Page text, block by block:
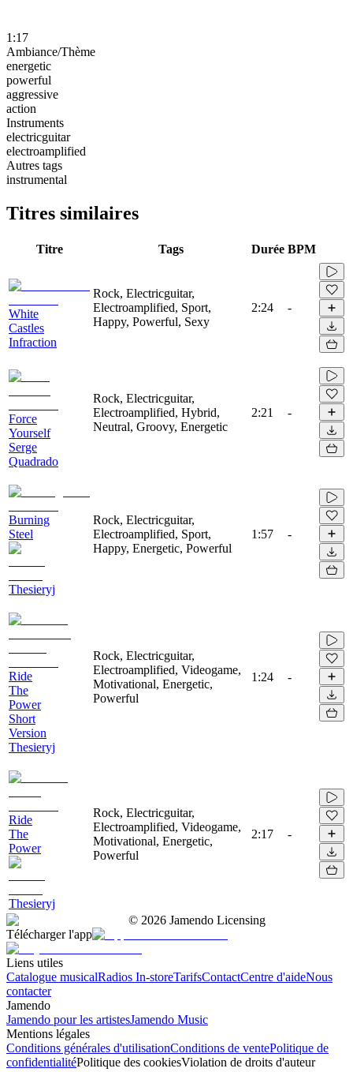
1:17
Ambiance/Thème
energetic
powerful
aggressive
action
Instruments
electricguitar
electroamplified
Autres tags
instrumental
Titres similaires
Titre Tags Durée BPM
White
Castles
Infraction
Rock, Electricguitar,
Electroamplified, Sport,
Happy, Powerful, Sexy
2:24 -
Force
Yourself
Serge
Quadrado
Rock, Electricguitar,
Electroamplified, Hybrid,
Neutral, Groovy, Energetic
2:21 -
Burning
Steel
Thesieryj
Rock, Electricguitar,
Electroamplified, Sport,
Happy, Energetic, Powerful
1:57 -
Ride
The
Power
Short
Version
Thesieryj
Rock, Electricguitar,
Electroamplified, Videogame,
Motivational, Energetic,
Powerful
1:24 -
Ride
The
Power
Thesieryj
Rock, Electricguitar,
Electroamplified, Videogame,
Motivational, Energetic,
Powerful
2:17 -
© 2026 Jamendo Licensing
Télécharger l'app
Liens utiles
Catalogue musicalRadios In-storeTarifsContactCentre d'aideNous
contacter
Jamendo
Jamendo pour les artistesJamendo Music
Mentions légales
Conditions générales d'utilisationConditions de ventePolitique de
confidentialitéPolitique des cookiesViolation de droits d'auteur